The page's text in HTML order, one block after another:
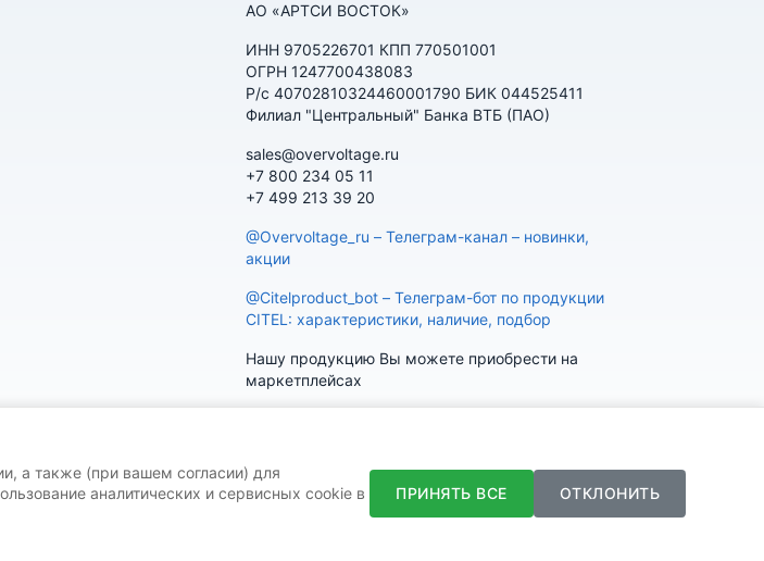
АО «АРТСИ ВОСТОК»
ИНН 9705226701 КПП 770501001
ОГРН 1247700438083
Р/с 40702810324460001790 БИК 044525411
Филиал "Центральный" Банка ВТБ (ПАО)
sales@overvoltage.ru
+7 800 234 05 11
+7 499 213 39 20
@Overvoltage_ru – Телеграм-канал – новинки,
акции
@Citelproduct_bot – Телеграм-бот по продукции
CITEL: характеристики, наличие, подбор
Нашу продукцию Вы можете приобрести на
маркетплейсах
а также (при вашем согласии) для
аналитических и сервисных cookie в
ПРИНЯТЬ ВСЕ ОТКЛОНИТЬ